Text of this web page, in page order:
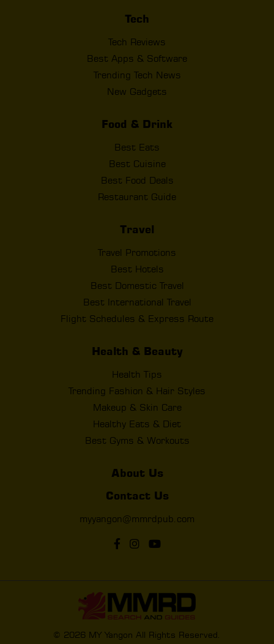
Tech
Tech Reviews
Best Apps & Software
Trending Tech News
New Gadgets
Food & Drink
Best Eats
Best Cuisine
Best Food Deals
Restaurant Guide
Travel
Travel Promotions
Best Hotels
Best Domestic Travel
Best International Travel
Flight Schedules & Express Route
Health & Beauty
Health Tips
Trending Fashion & Hair Styles
Makeup & Skin Care
Healthy Eats & Diet
Best Gyms & Workouts
About Us
Contact Us
myyangon@mmrdpub.com
© 2026 MY Yangon All Rights Reserved.